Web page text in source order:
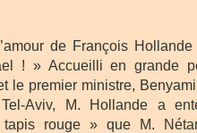
de François Hollande
! » Accueilli en grande
le premier ministre,
Aviv, M. Hollande a
rouge » que M.